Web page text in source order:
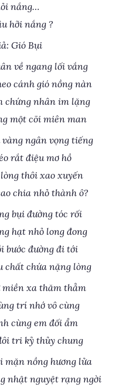
nắng…
hỡi nắng ?
Gió Bụi
về ngang lối vắng
cánh gió nồng nàn
chứng nhân im lặng
một cõi miên man
ngân vọng tiếng
rắt điệu mơ hồ
thôi xao xuyến
chia nhỏ thành ô?
bụi đường tóc rối
hạt nhỏ long đong
bước đường đi tới
chất chứa nặng lòng
xa thăm thẳm
trí nhớ vô cùng
cùng em đối ẩm
tri kỷ thủy chung
mặn nồng hương lửa
nhật nguyệt rạng ngời